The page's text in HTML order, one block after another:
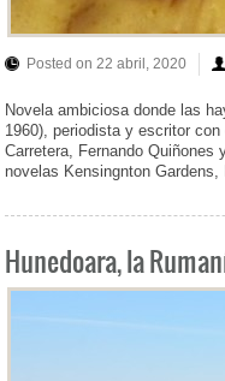
Posted on 22 abril, 2020
Novela ambiciosa donde las
1960), periodista y escritor
Carretera, Fernando
novelas Kensingnton
Hunedoara, la